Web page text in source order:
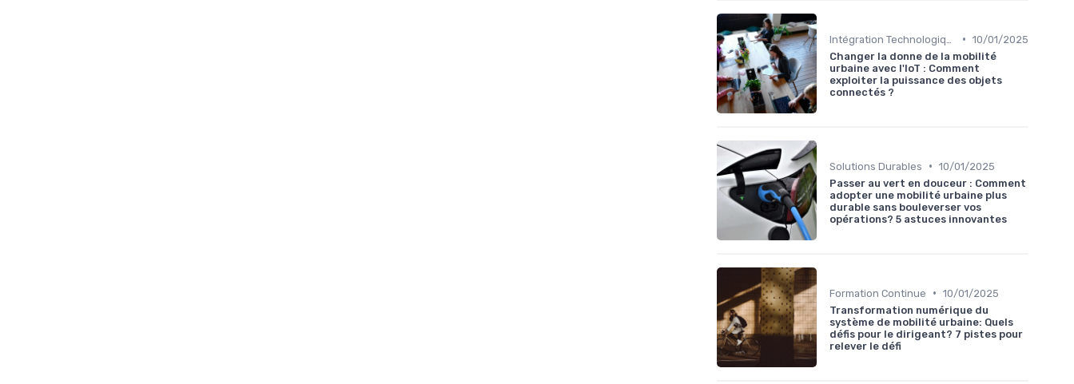
• 10/01/2025
Changer la donne de la mobilité
urbaine avec l'IoT : Comment
exploiter la puissance des objets
connectés ?
Solutions Durables • 10/01/2025
Passer au vert en douceur : Comment
adopter une mobilité urbaine plus
durable sans bouleverser vos
opérations? 5 astuces innovantes
Formation Continue • 10/01/2025
Transformation numérique du
système de mobilité urbaine: Quels
défis pour le dirigeant? 7 pistes pour
relever le défi